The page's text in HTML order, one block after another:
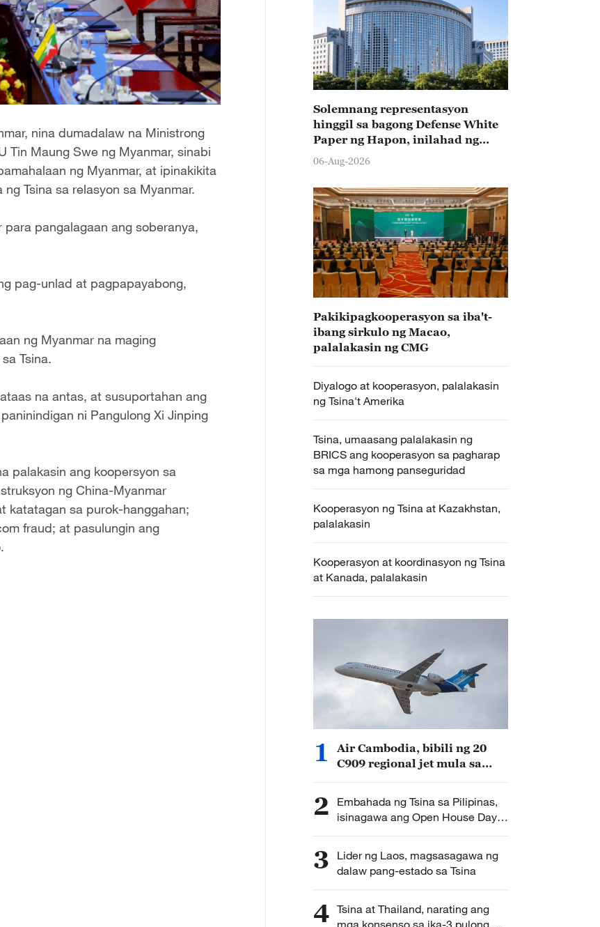
nina dumadalaw na Ministrong
Tin Maung Swe ng Myanmar, sinabi
ng Myanmar, at ipinakikita
Tsina sa relasyon sa Myanmar.
pangalagaan ang soberanya,
pag-unlad at pagpapayabong,
ng Myanmar na maging
Tsina.
na antas, at susuportahan ang
ni Pangulong Xi Jinping
palakasin ang koopersyon sa
ng China-Myanmar
katatagan sa purok-hanggahan;
fraud; at pasulungin ang
Solemnang representasyon
hinggil sa bagong Defense White
Paper ng Hapon, inilahad ng
Tsina
06-Aug-2026
Pakikipagkooperasyon sa iba't-
ibang sirkulo ng Macao,
palalakasin ng CMG
Diyalogo at kooperasyon, palalakasin
ng Tsina't Amerika
Tsina, umaasang palalakasin ng
BRICS ang kooperasyon sa pagharap
sa mga hamong panseguridad
Kooperasyon ng Tsina at Kazakhstan,
palalakasin
Kooperasyon at koordinasyon ng Tsina
at Kanada, palalakasin
1
Air Cambodia, bibili ng 20
C909 regional jet mula sa
2
Embahada ng Tsina sa Pilipinas,
isinagawa ang Open House Day
sa publiko
3
Lider ng Laos, magsasagawa ng
dalaw pang-estado sa Tsina
4 Tsina at Thailand, narating ang
mga konsenso sa ika-3 pulong ng